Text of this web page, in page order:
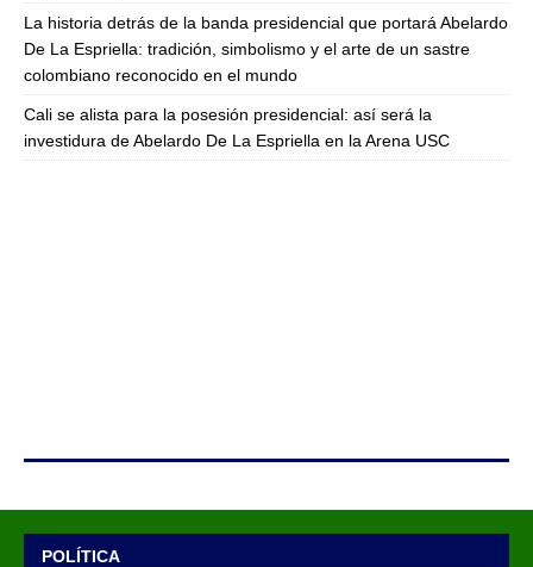
La historia detrás de la banda presidencial que portará Abelardo
De La Espriella: tradición, simbolismo y el arte de un sastre
colombiano reconocido en el mundo
Cali se alista para la posesión presidencial: así será la
investidura de Abelardo De La Espriella en la Arena USC
POLÍTICA